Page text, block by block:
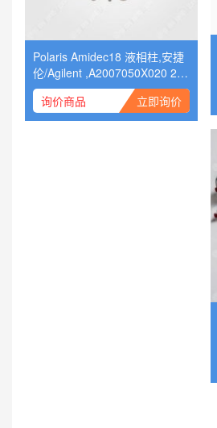
Polaris Amidec18 液相柱,安捷
伦/Agilent ,A2007050X020 2.0
x 50 x3
询价商品 立即询价